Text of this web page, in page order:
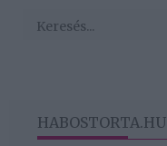
HABOSTORTA.HU